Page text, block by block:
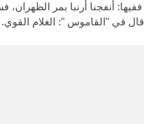
في "القاموس ": الغلام القوي.